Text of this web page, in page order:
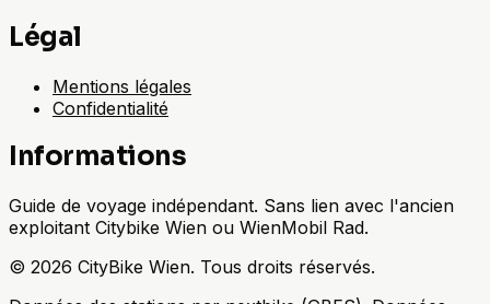
Légal
Mentions légales
Confidentialité
Informations
Guide de voyage indépendant. Sans lien avec l'ancien
exploitant Citybike Wien ou WienMobil Rad.
© 2026 CityBike Wien. Tous droits réservés.